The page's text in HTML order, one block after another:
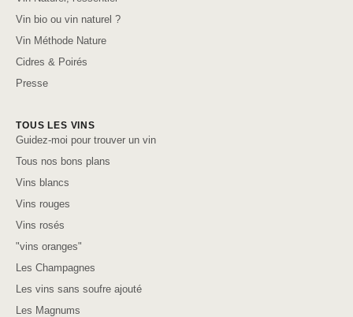
Vin bio ou vin naturel ?
Vin Méthode Nature
Cidres & Poirés
Presse
TOUS LES VINS
Guidez-moi pour trouver un vin
Tous nos bons plans
Vins blancs
Vins rouges
Vins rosés
"vins oranges"
Les Champagnes
Les vins sans soufre ajouté
Les Magnums